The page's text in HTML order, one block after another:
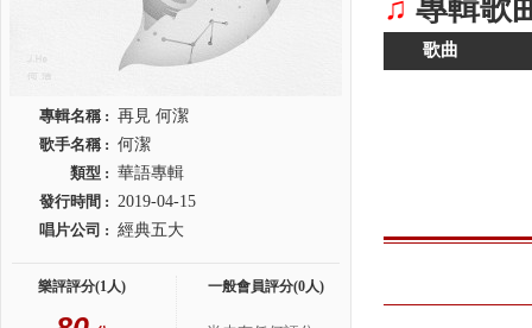
專輯名稱 : 再見 何潔
歌手名稱 : 何潔
類型 : 華語專輯
發行時間 : 2019-04-15
唱片公司 : 經典五大
樂評評分(1人) 一般會員評分(0人)
♫ 專輯歌
歌曲